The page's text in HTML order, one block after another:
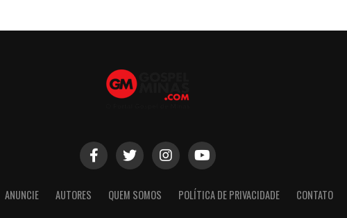
ANUNCIE AUTORES QUEM SOMOS POLÍTICA DE PRIVACIDADE CONTATO